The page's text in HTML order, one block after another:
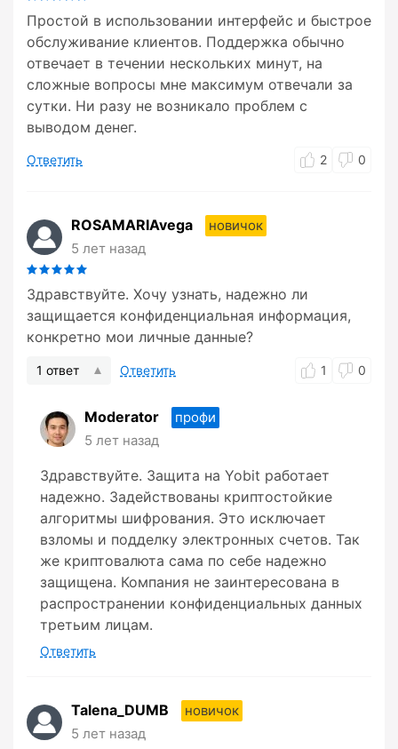
Простой в использовании интерфейс и быстрое
обслуживание клиентов. Поддержка обычно
отвечает в течении нескольких минут, на
сложные вопросы мне максимум отвечали за
сутки. Ни разу не возникало проблем с
выводом денег.
Ответить 2 0
ROSAMARIAvega
новичок
5 лет назад
Здравствуйте. Хочу узнать, надежно ли
защищается конфиденциальная информация,
конкретно мои личные данные?
1 ответ Ответить 1 0
Moderator
профи
5 лет назад
Здравствуйте. Защита на Yobit работает
надежно. Задействованы криптостойкие
алгоритмы шифрования. Это исключает
взломы и подделку электронных счетов. Так
же криптовалюта сама по себе надежно
защищена. Компания не заинтересована в
распространении конфиденциальных данных
третьим лицам.
Ответить
Talena_DUMB
новичок
5 лет назад